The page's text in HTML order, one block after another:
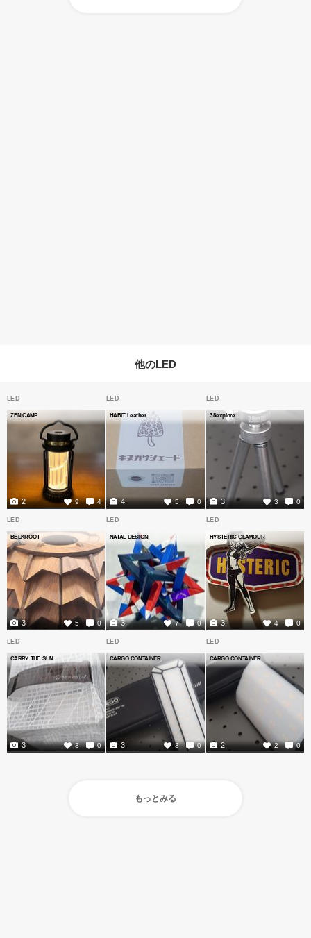
他のLED
LED
ZEN CAMP
9 4
2
LED
HABIT Leather
5 0
4
LED
38explore
3 0
3
LED
BELKROOT
5 0
3
LED
NATAL DESIGN
7 0
3
LED
HYSTERIC GLAMOUR
4 0
3
LED
CARRY THE SUN
3 0
3
LED
CARGO CONTAINER
3 0
3
LED
CARGO CONTAINER
2 0
2
もっとみる